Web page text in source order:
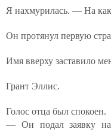
Я нахмурилась. — На
Он протянул первую
Имя вверху заставило
Грант Эллис.
Голос отца был спокоен.
— Он подал заявку на